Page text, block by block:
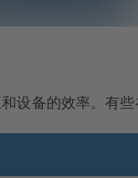
设备的效率。有些